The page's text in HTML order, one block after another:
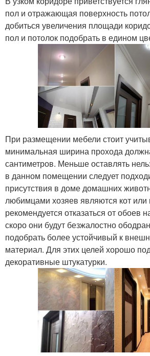
пол и отражающая поверхность
добиться увеличения площади
пол и потолок подобрать в едином
При размещении мебели стоит
минимальная ширина прохода
сантиметров. Меньше оставлять
в данном помещении следует
присутствия в доме домашних
любимцами хозяев являются кот или
рекомендуется отказаться от обоев
скоро они будут безжалостно
подобрать более устойчивый к
материал. Для этих целей хорошо
декоративные штукатурки.